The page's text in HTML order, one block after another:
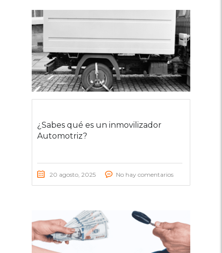
¿Sabes qué es un inmovilizador
Automotriz?
20 agosto, 2025 No hay comentarios